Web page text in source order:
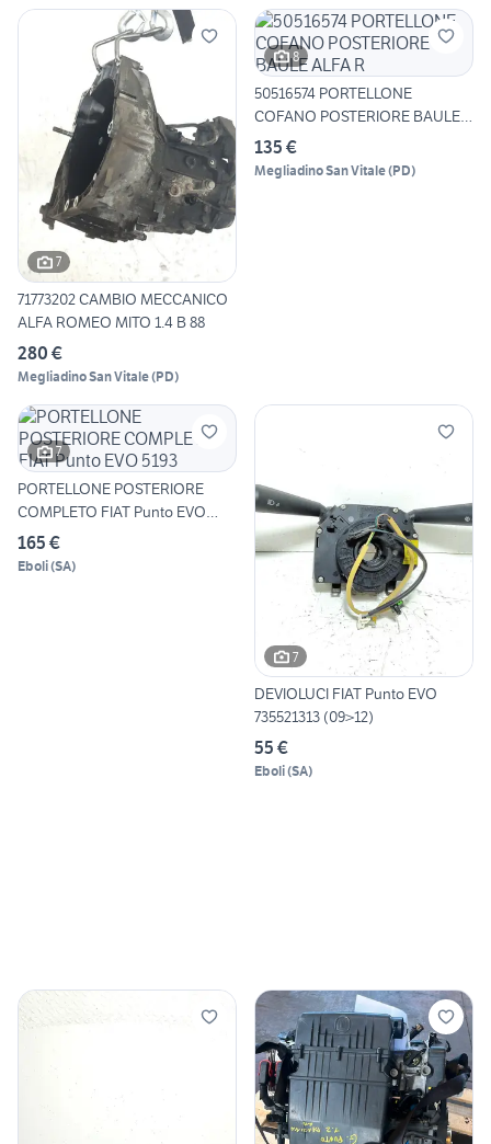
7
71773202 CAMBIO MECCANICO
ALFA ROMEO MITO 1.4 B 88
280 €
Megliadino San Vitale(PD)
8
50516574 PORTELLONE
COFANO POSTERIORE BAULE
ALFA R
135 €
Megliadino San Vitale(PD)
7
PORTELLONE POSTERIORE
COMPLETO FIAT Punto EVO
5193
165 €
Eboli(SA)
7
DEVIOLUCI FIAT Punto EVO
735521313 (09>12)
55 €
Eboli(SA)